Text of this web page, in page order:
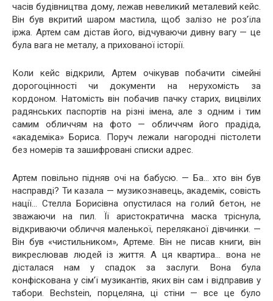
часів будівництва дому, лежав невеликий металевий кейс.
Він був вкритий шаром мастила, щоб залізо не роз’їла
іржа. Артем сам дістав його, відчуваючи дивну вагу — це
була вага не металу, а прихованої історії.
Коли кейс відкрили, Артем очікував побачити сімейні
дорогоцінності чи документи на нерухомість за
кордоном. Натомість він побачив пачку старих, вицвілих
радянських паспортів на різні імена, але з одним і тим
самим обличчям на фото — обличчям його прадіда,
«академіка» Бориса. Поруч лежали нагородні пістолети
без номерів та зашифровані списки адрес.
Артем повільно підняв очі на бабусю. — Ба… хто він був
насправді? Ти казала — музикознавець, академік, совість
нації… Стелла Борисівна опустилася на голий бетон, не
зважаючи на пил. Її аристократична маска тріснула,
відкриваючи обличчя маленької, переляканої дівчинки. —
Він був «чистильником», Артеме. Він не писав книги, він
викреслював людей із життя. А ця квартира… вона не
дісталася нам у спадок за заслуги. Вона була
конфіскована у сім’ї музикантів, яких він сам і відправив у
табори. Bechstein, порцеляна, ці стіни — все це було